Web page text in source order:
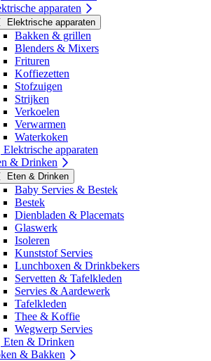
apparaten
Elektrische apparaten
Bakken & grillen
Blenders & Mixers
Frituren
Koffiezetten
Stofzuigen
Strijken
Verkoelen
Verwarmen
Waterkoken
Elektrische apparaten
& Drinken
Eten & Drinken
Baby Servies & Bestek
Bestek
Dienbladen & Placemats
Glaswerk
Isoleren
Kunststof Servies
Lunchboxen & Drinkbekers
Servetten & Tafelkleden
Servies & Aardewerk
Tafelkleden
Thee & Koffie
Wegwerp Servies
Eten & Drinken
& Bakken